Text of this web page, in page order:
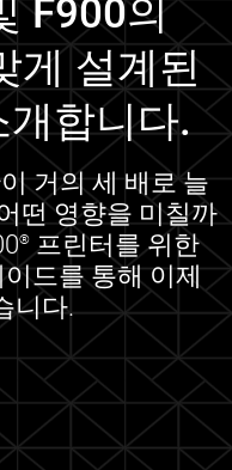
F900의
게 설계된
개합니다.
거의 세 배로 늘
떤 영향을 미칠까
® 프린터를 위한
드를 통해 이제
니다.